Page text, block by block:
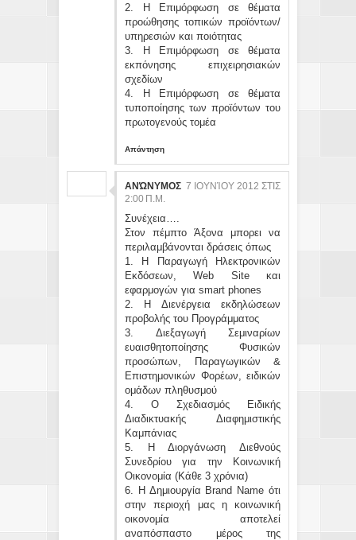
2. Η Επιμόρφωση σε θέματα
προώθησης τοπικών προϊόντων/
υπηρεσιών και ποιότητας
3. Η Επιμόρφωση σε θέματα
εκπόνησης επιχειρησιακών
σχεδίων
4. Η Επιμόρφωση σε θέματα
τυποποίησης των προϊόντων του
πρωτογενούς τομέα
Απάντηση
ΑΝΏΝΥΜΟΣ 7 ΙΟΥΝΊΟΥ 2012 ΣΤΙΣ
2:00 Π.Μ.
Συνέχεια….
Στον πέμπτο Άξονα μπορει να
περιλαμβάνονται δράσεις όπως
1. Η Παραγωγή Ηλεκτρονικών
Εκδόσεων, Web Site και
εφαρμογών για smart phones
2. H Διενέργεια εκδηλώσεων
προβολής του Προγράμματος
3. Διεξαγωγή Σεμιναρίων
ευαισθητοποίησης Φυσικών
προσώπων, Παραγωγικών &
Επιστημονικών Φορέων, ειδικών
ομάδων πληθυσμού
4. Ο Σχεδιασμός Ειδικής
Διαδικτυακής Διαφημιστικής
Καμπάνιας
5. Η Διοργάνωση Διεθνούς
Συνεδρίου για την Κοινωνική
Οικονομία (Κάθε 3 χρόνια)
6. Η Δημιουργία Brand Name ότι
στην περιοχή μας η κοινωνική
οικονομία αποτελεί
αναπόσπαστο μέρος της